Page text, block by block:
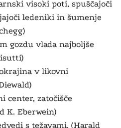
visoki poti, spuščajoči
ledeniki in šumenje
gozdu vlada najboljše
v likovni
center, zatočišče
K. Eberwein)
s težavami. (Harald